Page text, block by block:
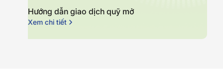
Hướng dẫn giao dịch quỹ mở
Xem chi tiết